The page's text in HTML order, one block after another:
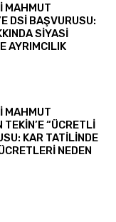
MAHMUT
DSİ BAŞVURUSU:
SİYASİ
AYRIMCILIK
MAHMUT
TEKİN’E “ÜCRETLİ
KAR TATİLİNDE
NEDEN